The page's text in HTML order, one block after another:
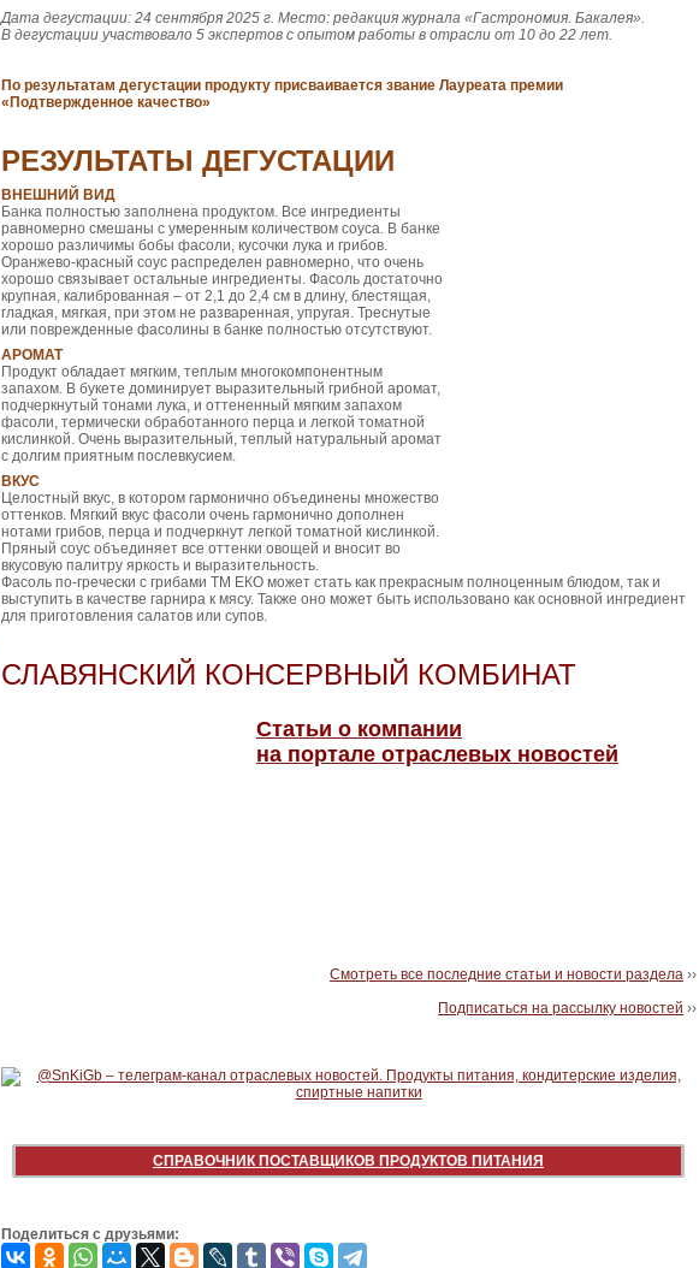
Дата дегустации: 24 сентября 2025 г. Место: редакция журнала «Гастрономия. Бакалея».
В дегустации участвовало 5 экспертов с опытом работы в отрасли от 10 до 22 лет.
По результатам дегустации продукту присваивается звание Лауреата премии
«Подтвержденное качество»
РЕЗУЛЬТАТЫ ДЕГУСТАЦИИ
ВНЕШНИЙ ВИД
Банка полностью заполнена продуктом. Все ингредиенты
равномерно смешаны с умеренным количеством соуса. В банке
хорошо различимы бобы фасоли, кусочки лука и грибов.
Оранжево-красный соус распределен равномерно, что очень
хорошо связывает остальные ингредиенты. Фасоль достаточно
крупная, калиброванная – от 2,1 до 2,4 см в длину, блестящая,
гладкая, мягкая, при этом не разваренная, упругая. Треснутые
или поврежденные фасолины в банке полностью отсутствуют.
АРОМАТ
Продукт обладает мягким, теплым многокомпонентным
запахом. В букете доминирует выразительный грибной аромат,
подчеркнутый тонами лука, и оттененный мягким запахом
фасоли, термически обработанного перца и легкой томатной
кислинкой. Очень выразительный, теплый натуральный аромат
с долгим приятным послевкусием.
ВКУС
Целостный вкус, в котором гармонично объединены множество
оттенков. Мягкий вкус фасоли очень гармонично дополнен
нотами грибов, перца и подчеркнут легкой томатной кислинкой.
Пряный соус объединяет все оттенки овощей и вносит во
вкусовую палитру яркость и выразительность.
Фасоль по-гречески с грибами ТМ ЕКО может стать как прекрасным полноценным блюдом, так и
выступить в качестве гарнира к мясу. Также оно может быть использовано как основной ингредиент
для приготовления салатов или супов.
СЛАВЯНСКИЙ КОНСЕРВНЫЙ КОМБИНАТ
Статьи о компании
на портале отраслевых новостей
Смотреть все последние статьи и новости раздела ››
Подписаться на рассылку новостей ››
СПРАВОЧНИК ПОСТАВЩИКОВ ПРОДУКТОВ ПИТАНИЯ
Поделиться с друзьями: